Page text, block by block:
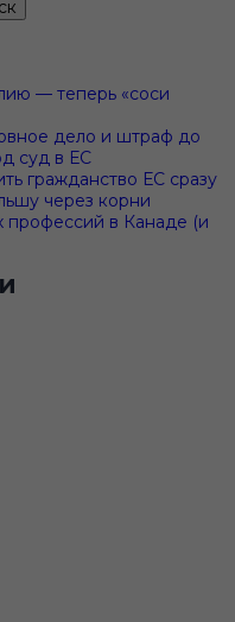
— теперь «соси
дело и штраф до
суд в ЕС
гражданство ЕС сразу
через корни
в Канаде (и